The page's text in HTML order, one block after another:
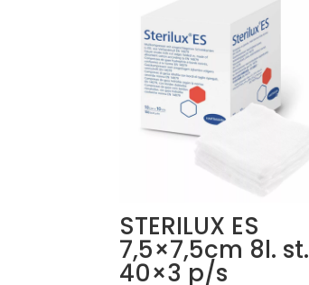
STERILUX ES
7,5×7,5cm 8l. st.
40×3 p/s